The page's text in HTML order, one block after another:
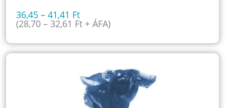
36,45–41,41 Ft
(28,70– 32,61 Ft + ÁFA)